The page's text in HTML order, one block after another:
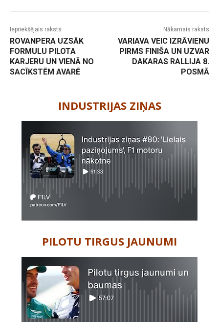
Iepriekšējais raksts
ROVANPERA UZSĀK
FORMULU PILOTA
KARJERU UN VIENĀ NO
SACĪKSTĒM AVARĒ
Nākamais raksts
VARIAVA VEIC IZRĀVIENU
PIRMS FINIŠA UN UZVAR
DAKARAS RALLIJA 8.
POSMĀ
INDUSTRIJAS ZIŅAS
PILOTU TIRGUS JAUNUMI